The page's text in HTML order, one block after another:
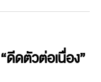
ดตัวต่อเนื่อง”